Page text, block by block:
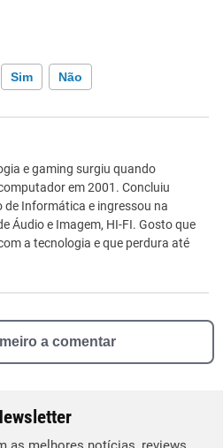
Sim Não
incorreta
informação que procuro
e gaming surgiu quando
em 2001. Concluiu
de Informática e ingressou na
Áudio e Imagem, HI-FI. Gosto que
a tecnologia e que perdura até
a comentar